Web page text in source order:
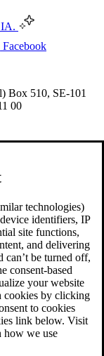
IA.
Facebook
Box 510, SE-101
00
technologies)
identifiers, IP
site functions,
and delivering
can’t be turned off,
consent-based
your website
cookies by clicking
to cookies
link below. Visit
how we use